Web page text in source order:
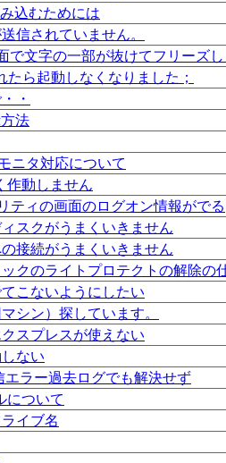
込むためには
信されていません。
で文字の一部が抜けてフリーズ
たら起動しなくなりました；
・
法
ニタ対応について
作動しません
ティの画面のログオン情報がでる
スクがうまくいきません
接続がうまくいきません
クのライトプロテクトの解除の
こないようにしたい
シン）探しています。
スプレスが使えない
ない
エラー過去ログでも解決せず
について
イブ名